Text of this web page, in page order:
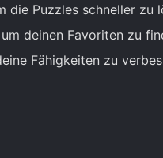
die Puzzles schneller zu
deinen Favoriten zu
Fähigkeiten zu